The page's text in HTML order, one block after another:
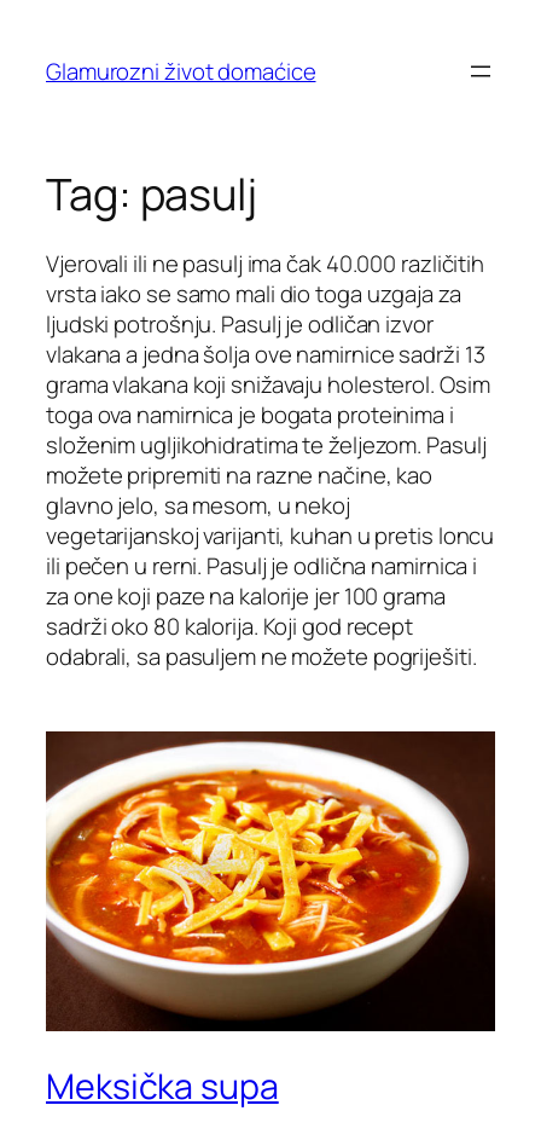
content
Glamurozni život domaćice
Tag: pasulj
Vjerovali ili ne pasulj ima čak 40.000 različitih
vrsta iako se samo mali dio toga uzgaja za
ljudski potrošnju. Pasulj je odličan izvor
vlakana a jedna šolja ove namirnice sadrži 13
grama vlakana koji snižavaju holesterol. Osim
toga ova namirnica je bogata proteinima i
složenim ugljikohidratima te željezom. Pasulj
možete pripremiti na razne načine, kao
glavno jelo, sa mesom, u nekoj
vegetarijanskoj varijanti, kuhan u pretis loncu
ili pečen u rerni. Pasulj je odlična namirnica i
za one koji paze na kalorije jer 100 grama
sadrži oko 80 kalorija. Koji god recept
odabrali, sa pasuljem ne možete pogriješiti.
Meksička supa